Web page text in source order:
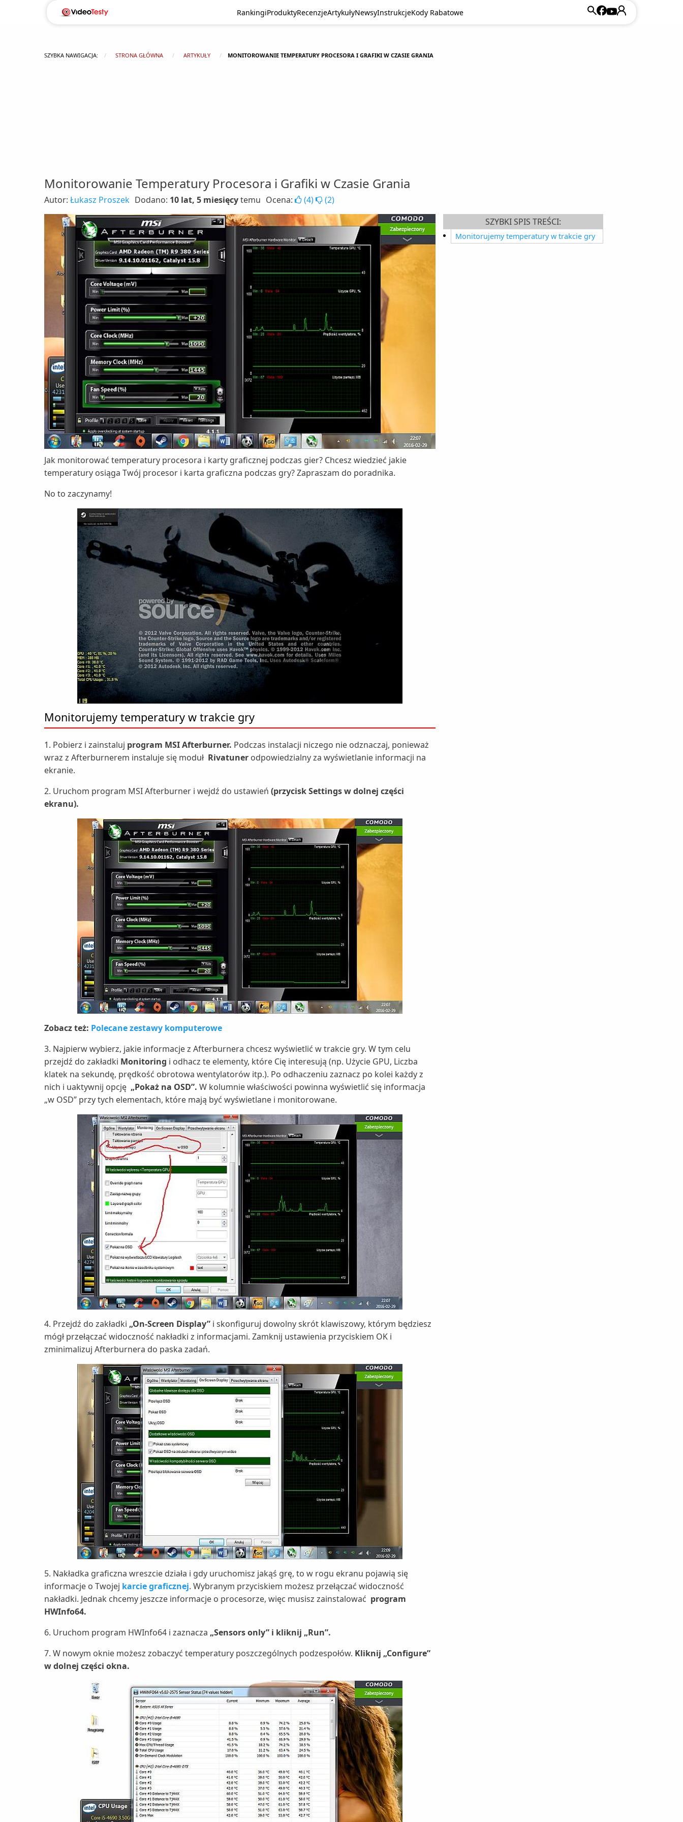
RankingiProduktyRecenzjeArtykułyNewsyInstrukcjeKody Rabatowe
SZYBKA NAWIGACJA: STRONA GŁÓWNA ARTYKUŁY MONITOROWANIE TEMPERATURY PROCESORA I GRAFIKI W CZASIE GRANIA
Monitorowanie Temperatury Procesora i Grafiki w Czasie Grania
Autor: Łukasz Proszek Dodano: 10 lat, 5 miesięcytemu Ocena: (4) (2)
SZYBKI SPIS TREŚCI:
Monitorujemy temperatury w trakcie gry
Jak monitorować temperatury procesora i karty graficznej podczas gier? Chcesz wiedzieć jakie
temperatury osiąga Twój procesor i karta graficzna podczas gry? Zapraszam do poradnika.
No to zaczynamy!
Monitorujemy temperatury w trakcie gry
1. Pobierz i zainstaluj program MSI Afterburner. Podczas instalacji niczego nie odznaczaj, ponieważ
wraz z Afterburnerem instaluje się moduł Rivatuner odpowiedzialny za wyświetlanie informacji na
ekranie.
2. Uruchom program MSI Afterburner i wejdź do ustawień (przycisk Settings w dolnej części
ekranu).
Zobacz też: Polecane zestawy komputerowe
3. Najpierw wybierz, jakie informacje z Afterburnera chcesz wyświetlić w trakcie gry. W tym celu
przejdź do zakładki Monitoring i odhacz te elementy, które Cię interesują (np. Użycie GPU, Liczba
klatek na sekundę, prędkość obrotowa wentylatorów itp.). Po odhaczeniu zaznacz po kolei każdy z
nich i uaktywnij opcję „Pokaż na OSD”. W kolumnie właściwości powinna wyświetlić się informacja
„w OSD” przy tych elementach, które mają być wyświetlane i monitorowane.
4. Przejdź do zakładki „On-Screen Display” i skonfiguruj dowolny skrót klawiszowy, którym będziesz
mógł przełączać widoczność nakładki z informacjami. Zamknij ustawienia przyciskiem OK i
zminimalizuj Afterburnera do paska zadań.
5. Nakładka graficzna wreszcie działa i gdy uruchomisz jakąś grę, to w rogu ekranu pojawią się
informacje o Twojej karcie graficznej. Wybranym przyciskiem możesz przełączać widoczność
nakładki. Jednak chcemy jeszcze informacje o procesorze, więc musisz zainstalować program
HWInfo64.
6. Uruchom program HWInfo64 i zaznacza „Sensors only” i kliknij „Run”.
7. W nowym oknie możesz zobaczyć temperatury poszczególnych podzespołów. Kliknij „Configure”
w dolnej części okna.